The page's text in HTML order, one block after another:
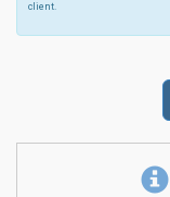
client.